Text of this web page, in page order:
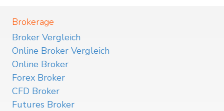
Brokerage
Broker Vergleich
Online Broker Vergleich
Online Broker
Forex Broker
CFD Broker
Futures Broker